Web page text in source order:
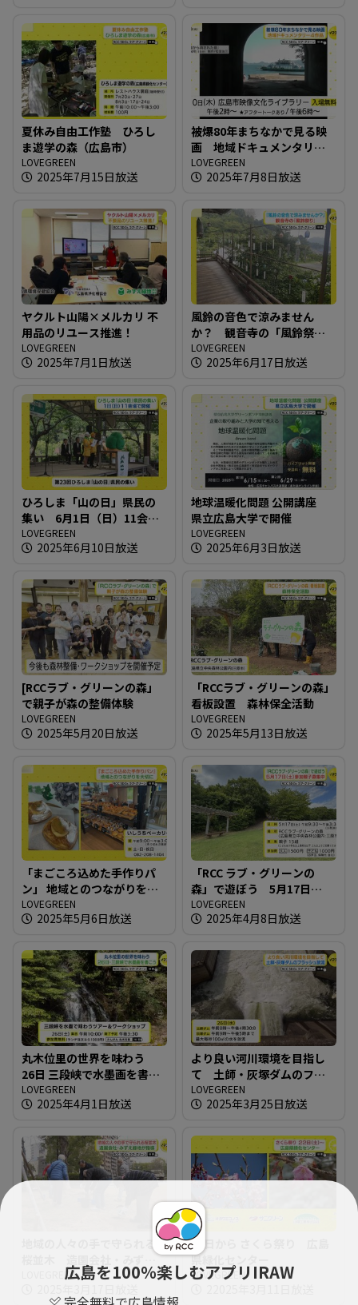
広島を100％楽しむアプリIRAW
夏休み自由工作塾 ひろし
ま遊学の森（広島市）
LOVEGREEN
2025年7月15日放送
被爆80年まちなかで見る映
画 地域ドキュメンタリー4
作品
LOVEGREEN
2025年7月8日放送
ヤクルト山陽×メルカリ 不
用品のリユース推進！
LOVEGREEN
2025年7月1日放送
風鈴の音色で涼みません
か？ 観音寺の「風鈴祭
り」
LOVEGREEN
2025年6月17日放送
ひろしま「山の日」県民の
集い 6月1日（日）11会場
で開催
LOVEGREEN
2025年6月10日放送
地球温暖化問題 公開講座
県立広島大学で開催
LOVEGREEN
2025年6月3日放送
[RCCラブ・グリーンの森」
で親子が森の整備体験
LOVEGREEN
2025年5月20日放送
「RCCラブ・グリーンの森」
看板設置 森林保全活動
LOVEGREEN
2025年5月13日放送
「まごころ込めた手作りパ
ン」 地域とのつながりを大
切に
LOVEGREEN
2025年5月6日放送
「RCC ラブ・グリーンの
森」で遊ぼう 5月17日
（土）参加親子募集中
LOVEGREEN
2025年4月8日放送
丸木位里の世界を味わう
26日 三段峡で水墨画を書こ
う
LOVEGREEN
2025年4月1日放送
より良い河川環境を目指し
て 土師・灰塚ダムのフラ
ッシュ放流
LOVEGREEN
2025年3月25日放送
桜並木 造園会社・みずえ
緑地 が指導
LOVEGREEN
22日から さくら祭り 広島
県緑化センター
LOVEGREEN